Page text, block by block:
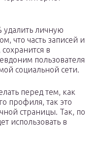
удалить личную
что часть записей и
в
пользователя
социальной сети.
перед тем, как
профиля, так это
страницы. Так, по
использовать в